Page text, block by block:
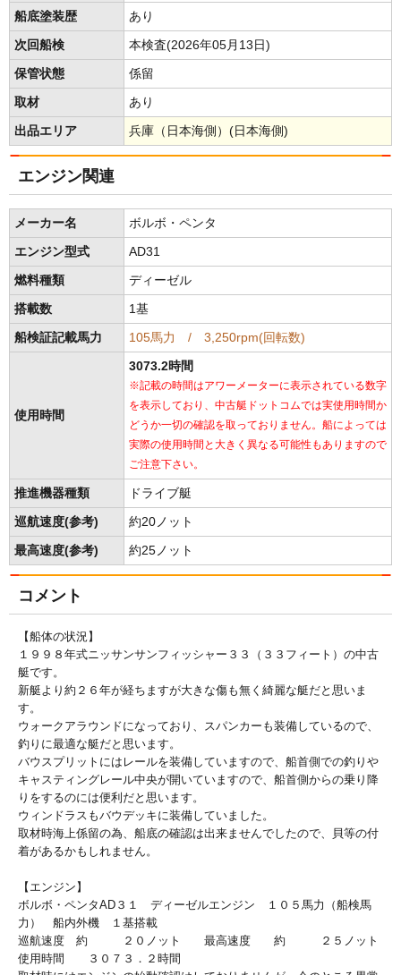
船底塗装歴 あり
次回船検 本検査(2026年05月13日)
保管状態 係留
取材 あり
出品エリア 兵庫（日本海側）(日本海側)
エンジン関連
メーカー名 ボルボ・ペンタ
エンジン型式 AD31
燃料種類 ディーゼル
搭載数 1基
船検証記載馬力 105馬力 / 3,250rpm(回転数)
使用時間
3073.2時間
※記載の時間はアワーメーターに表示されている数字
を表示しており、中古艇ドットコムでは実使用時間か
どうか一切の確認を取っておりません。船によっては
実際の使用時間と大きく異なる可能性もありますので
ご注意下さい。
推進機器種類 ドライブ艇
巡航速度(参考) 約20ノット
最高速度(参考) 約25ノット
コメント
【船体の状況】
１９９８年式ニッサンサンフィッシャー３３（３３フィート）の中古
艇です。
新艇より約２６年が経ちますが大きな傷も無く綺麗な艇だと思いま
す。
ウォークアラウンドになっており、スパンカーも装備しているので、
釣りに最適な艇だと思います。
バウスプリットにはレールを装備していますので、船首側での釣りや
キャスティングレール中央が開いていますので、船首側からの乗り降
りをするのには便利だと思います。
ウィンドラスもバウデッキに装備していました。
取材時海上係留の為、船底の確認は出来ませんでしたので、貝等の付
着があるかもしれません。
【エンジン】
ボルボ・ペンタAD３１ ディーゼルエンジン １０５馬力（船検馬
力） 船内外機 １基搭載
巡航速度 約 ２０ノット 最高速度 約 ２５ノット
使用時間 ３０７３．２時間